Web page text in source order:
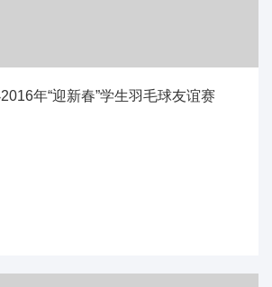
年“迎新春”学生羽毛球友谊赛